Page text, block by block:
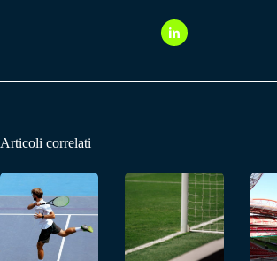
Articoli correlati